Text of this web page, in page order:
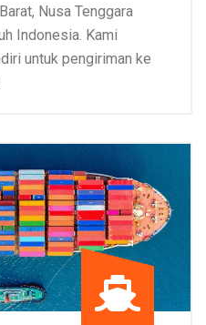
Nusa Tenggara
Indonesia. Kami
untuk pengiriman ke